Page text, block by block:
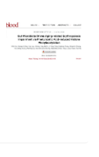
诱发苯乙酰化修饰驱